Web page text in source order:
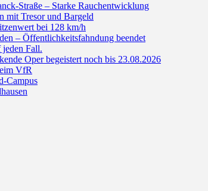
Straße – Starke Rauchentwicklung
mit Tresor und Bargeld
bei 128 km/h
– Öffentlichkeitsfahndung beendet
Fall.
Oper begeistert noch bis 23.08.2026
VfR
Campus